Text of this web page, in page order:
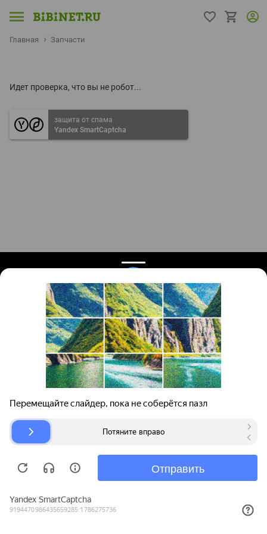
Главная Запчасти
Идет проверка, что вы не робот...
защита от спама
Yandex SmartCaptcha
Поиск запчастей
Для автокомпаний
Авторазборки
О проекте
Помощь
Карта сайта
© bibinet.ru - система поиска запчастей,
Copyright 2010-2026 Все права защищены